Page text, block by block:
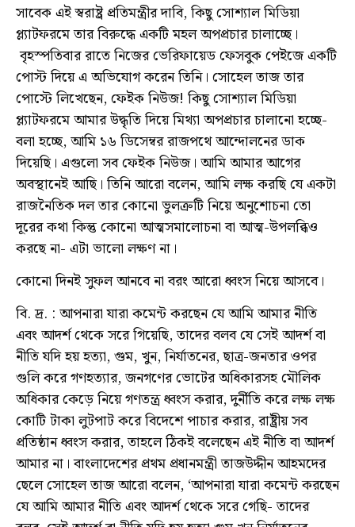
সাবেক এই স্বরাষ্ট্র প্রতিমন্ত্রীর দাবি, কিছু সোশ্যাল মিডিয়া
প্ল্যাটফরমে তার বিরুদ্ধে একটি মহল অপপ্রচার চালাচ্ছে।
বৃহস্পতিবার রাতে নিজের ভেরিফায়েড ফেসবুক পেইজে একটি
পোস্ট দিয়ে এ অভিযোগ করেন তিনি। সোহেল তাজ তার
পোস্টে লিখেছেন, ফেইক নিউজ! কিছু সোশ্যাল মিডিয়া
প্ল্যাটফরমে আমার উদ্ধৃতি দিয়ে মিথ্যা অপপ্রচার চালানো হচ্ছে-
বলা হচ্ছে, আমি ১৬ ডিসেম্বর রাজপথে আন্দোলনের ডাক
দিয়েছি। এগুলো সব ফেইক নিউজ। আমি আমার আগের
অবস্থানেই আছি। তিনি আরো বলেন, আমি লক্ষ করছি যে একটা
রাজনৈতিক দল তার কোনো ভুলত্রুটি নিয়ে অনুশোচনা তো
দূরের কথা কিন্তু কোনো আত্মসমালোচনা বা আত্ম-উপলব্ধিও
করছে না- এটা ভালো লক্ষণ না।
কোনো দিনই সুফল আনবে না বরং আরো ধ্বংস নিয়ে আসবে।
বি. দ্র. : আপনারা যারা কমেন্ট করছেন যে আমি আমার নীতি
এবং আদর্শ থেকে সরে গিয়েছি, তাদের বলব যে সেই আদর্শ বা
নীতি যদি হয় হত্যা, গুম, খুন, নির্যাতনের, ছাত্র-জনতার ওপর
গুলি করে গণহত্যার, জনগণের ভোটের অধিকারসহ মৌলিক
অধিকার কেড়ে নিয়ে গণতন্ত্র ধ্বংস করার, দুর্নীতি করে লক্ষ লক্ষ
কোটি টাকা লুটপাট করে বিদেশে পাচার করার, রাষ্ট্রীয় সব
প্রতিষ্ঠান ধ্বংস করার, তাহলে ঠিকই বলেছেন এই নীতি বা আদর্শ
আমার না। বাংলাদেশের প্রথম প্রধানমন্ত্রী তাজউদ্দীন আহমদের
ছেলে সোহেল তাজ আরো বলেন, ‘আপনারা যারা কমেন্ট করছেন
যে আমি আমার নীতি এবং আদর্শ থেকে সরে গেছি- তাদের